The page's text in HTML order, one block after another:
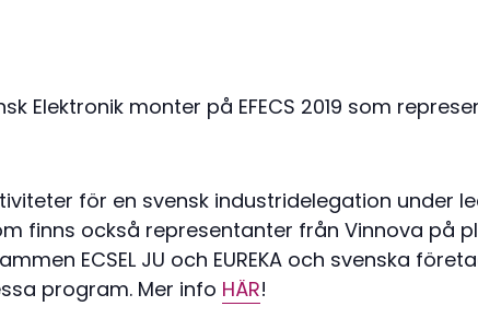
Elektronik monter på EFECS 2019 som
för en svensk industridelegation under
finns också representanter från Vinnova på
ECSEL JU och EUREKA och svenska
program. Mer info HÄR!